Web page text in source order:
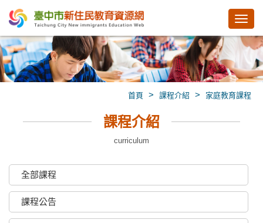
首頁 > 課程介紹 > 家庭教育課程
課程介紹
curriculum
全部課程
課程公告